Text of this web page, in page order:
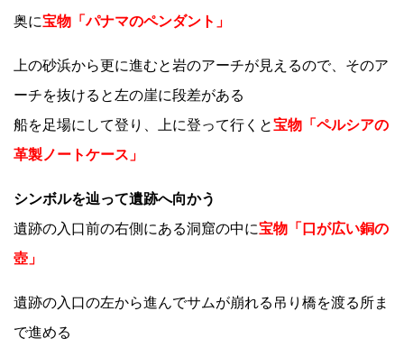
奥に宝物「パナマのペンダント」
上の砂浜から更に進むと岩のアーチが見えるので、そのア
ーチを抜けると左の崖に段差がある
船を足場にして登り、上に登って行くと宝物「ペルシアの
革製ノートケース」
シンボルを辿って遺跡へ向かう
遺跡の入口前の右側にある洞窟の中に宝物「口が広い銅の
壺」
遺跡の入口の左から進んでサムが崩れる吊り橋を渡る所ま
で進める